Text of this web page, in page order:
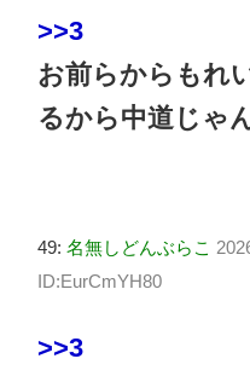
>>3
お前らからもれ
るから中道じゃ
49: 名無しどんぶらこ
ID:EurCmYH80
>>3